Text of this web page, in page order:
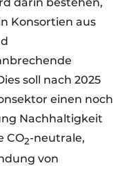
Konsortien aus
soll nach 2025
einen noch
Nachhaltigkeit
CO2-neutrale,
von